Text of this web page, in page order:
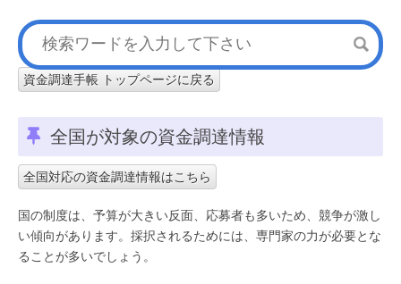
資金調達手帳 トップページに戻る
全国が対象の資金調達情報
全国対応の資金調達情報はこちら
国の制度は、予算が大きい反面、応募者も多いため、競争が激し
い傾向があります。採択されるためには、専門家の力が必要とな
ることが多いでしょう。